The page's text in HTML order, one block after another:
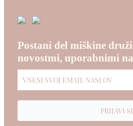
Postani del miškine
novostmi, uporabnimi
PRIJAVI